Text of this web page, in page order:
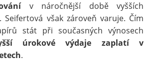
v náročnější době vyšších
Seifertová však zároveň varuje. Čím
stát při současných výnosech
úrokové výdaje zaplatí v
.